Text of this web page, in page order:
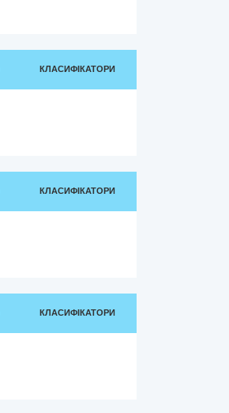
КЛАСИФІКАТОРИ
КЛАСИФІКАТОРИ
КЛАСИФІКАТОРИ